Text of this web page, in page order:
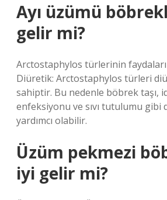
Ayı üzümü
gelir mi?
Arctostaphylos türlerinin faydaları
Diüretik: Arctostaphylos türleri
sahiptir. Bu nedenle böbrek taşı,
enfeksiyonu ve sıvı tutulumu gibi
yardımcı olabilir.
Üzüm pekmezi
iyi gelir mi?